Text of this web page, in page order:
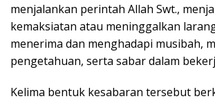
menjalankan perintah Allah Swt.,
kemaksiatan atau meninggalkan
menerima dan menghadapi musibah,
pengetahuan, serta sabar dalam
Kelima bentuk kesabaran tersebut